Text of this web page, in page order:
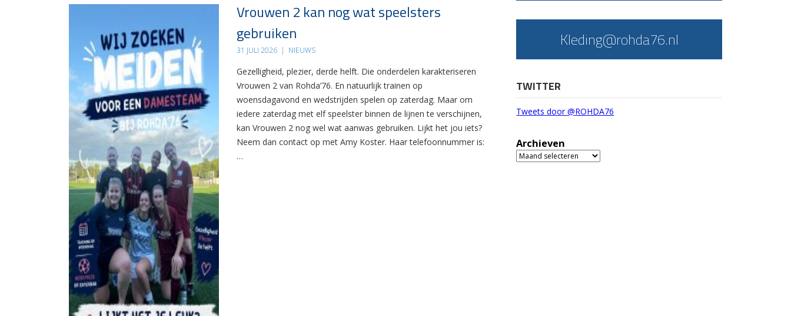
Vrouwen 2 kan nog wat speelsters
gebruiken
31 JULI 2026 | NIEUWS
Gezelligheid, plezier, derde helft. Die onderdelen karakteriseren
Vrouwen 2 van Rohda’76. En natuurlijk trainen op
woensdagavond en wedstrijden spelen op zaterdag. Maar om
iedere zaterdag met elf speelster binnen de lijnen te verschijnen,
kan Vrouwen 2 nog wel wat aanwas gebruiken. Lijkt het jou iets?
Neem dan contact op met Amy Koster. Haar telefoonnummer is:
…
Kleding@rohda76.nl
TWITTER
Tweets door @ROHDA76
Archieven
Archieven